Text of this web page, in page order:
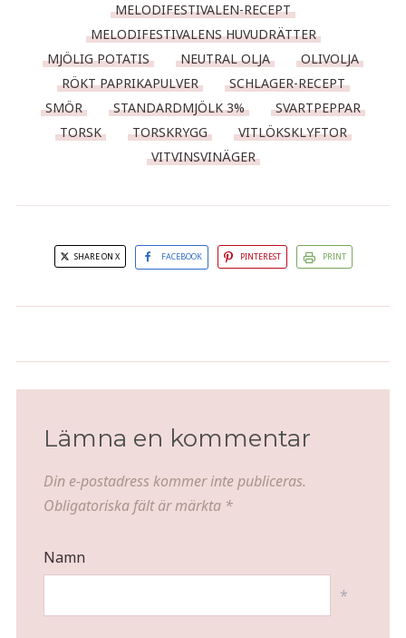
MELODIFESTIVALEN-RECEPT
MELODIFESTIVALENS HUVUDRÄTTER
MJÖLIG POTATIS
NEUTRAL OLJA
OLIVOLJA
RÖKT PAPRIKAPULVER
SCHLAGER-RECEPT
SMÖR
STANDARDMJÖLK 3%
SVARTPEPPAR
TORSK
TORSKRYGG
VITLÖKSKLYFTOR
VITVINSVINÄGER
SHARE ON X FACEBOOK PINTEREST PRINT
färska hallon och vaniljglass
Lämna en kommentar
Din e-postadress kommer inte publiceras.
Obligatoriska fält är märkta *
Namn
*